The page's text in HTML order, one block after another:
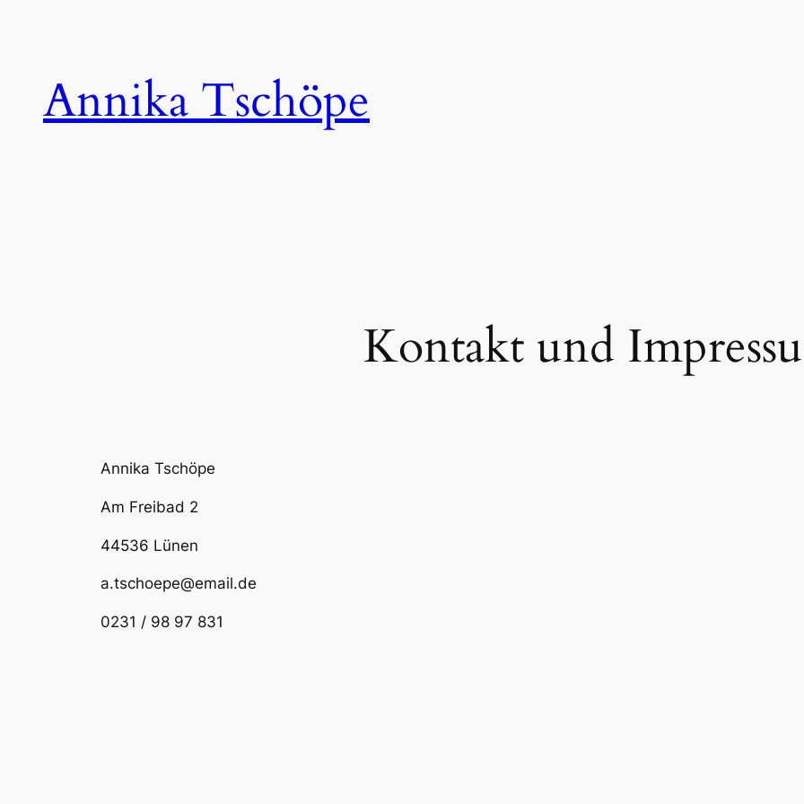
Annika Tschöpe
Kontakt und
Annika Tschöpe
Am Freibad 2
44536 Lünen
a.tschoepe@email.de
0231 / 98 97 831